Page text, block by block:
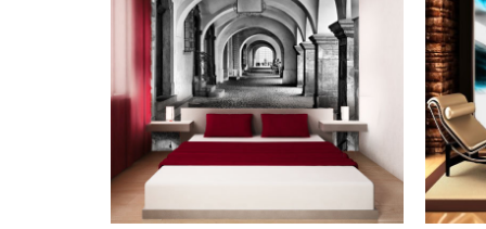
Opcje
można
wybrać
na
stronie
produktu